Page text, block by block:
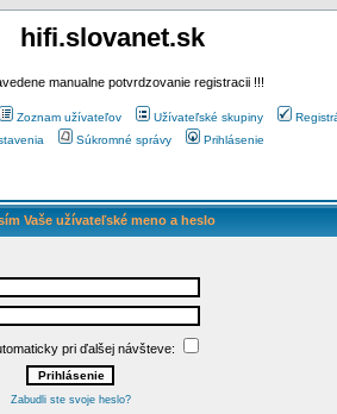
hifi.slovanet.sk
manualne potvrdzovanie registracii !!!
Zoznam užívateľov Užívateľské skupiny
Súkromné správy Prihlásenie
Vaše užívateľské meno a heslo
pri ďalšej návšteve:
Zabudli ste svoje heslo?